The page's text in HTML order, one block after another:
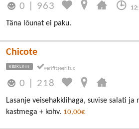
0 963
Täna lõunat ei paku.
Chicote
KESKLINN
0 218
Lasanje veisehakklihaga, suvise salati ja
kastmega + kohv. 10,00€